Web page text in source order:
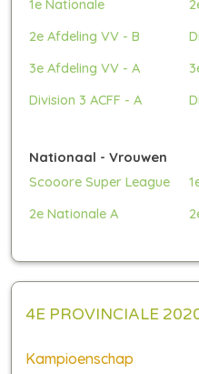
1e Nationale
2e Afdeling VV - B
3e Afdeling VV - A
Division 3 ACFF - A
Nationaal - Vrouwen
Scooore Super League
2e Nationale A
4E PROVINCIALE
Kampioenschap